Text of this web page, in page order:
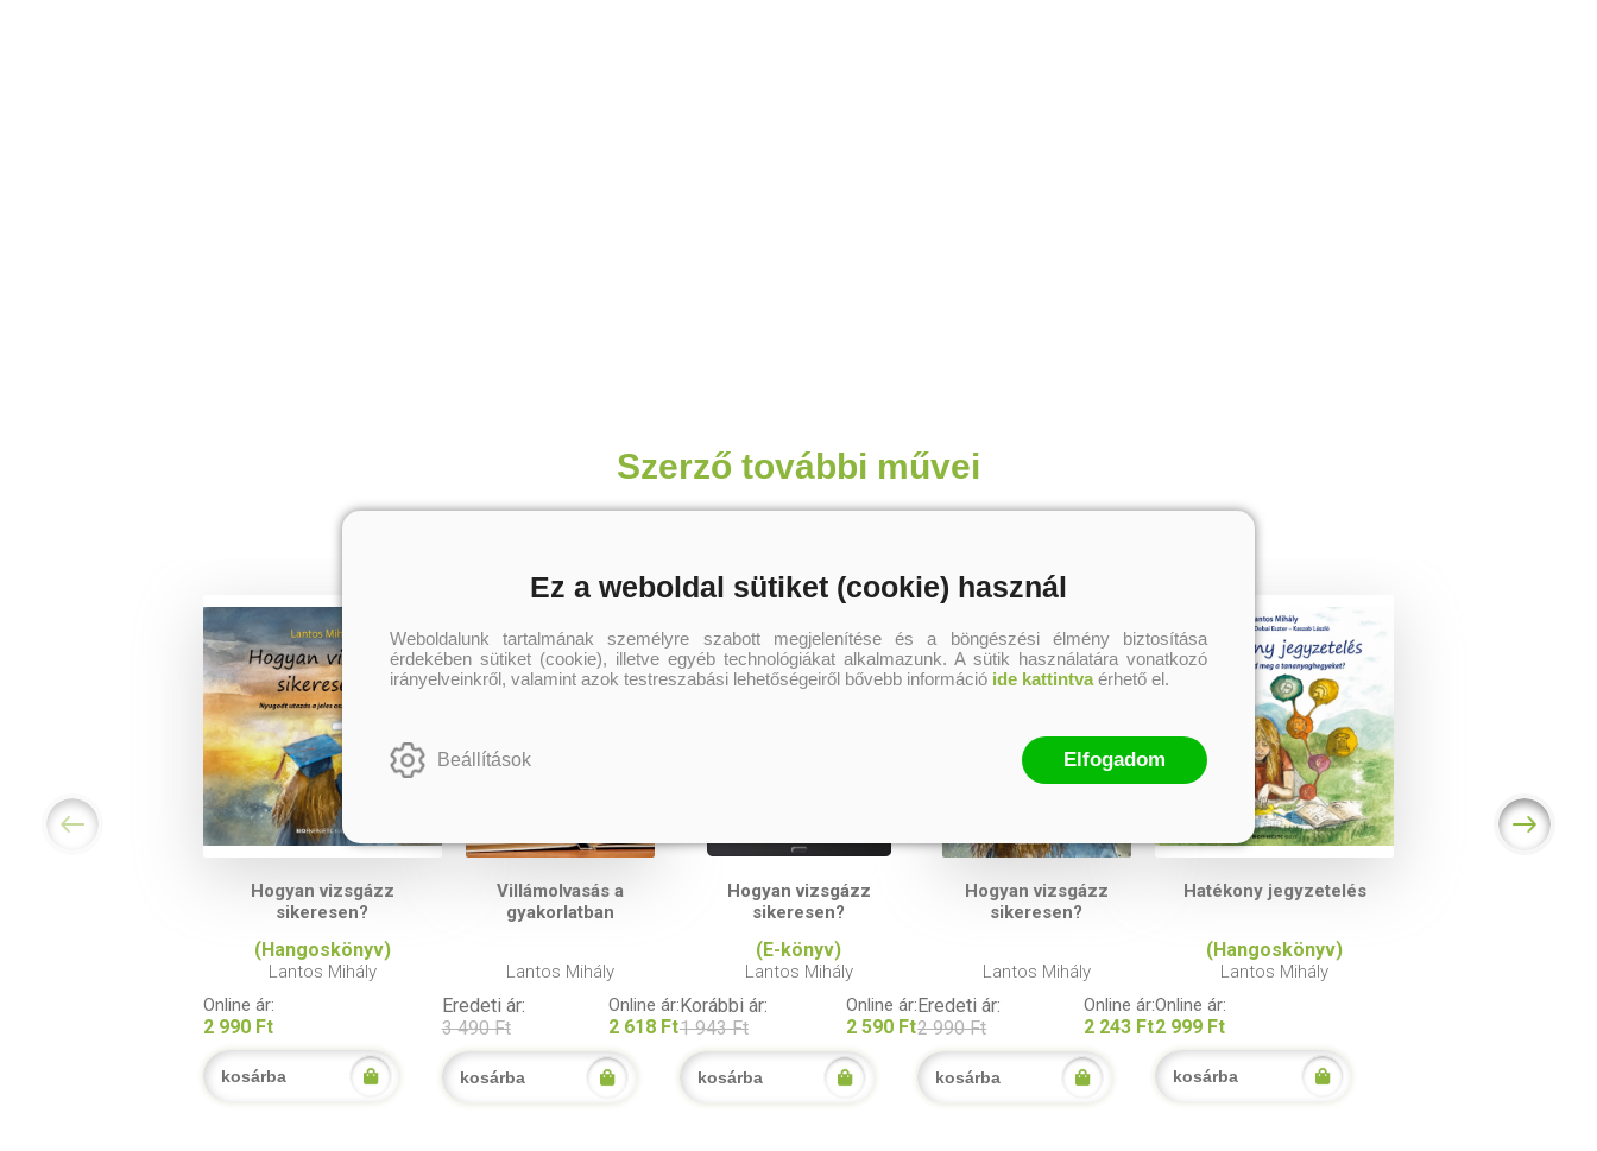
Szerző további művei
Hogyan vizsgázz
sikeresen?
(Hangoskönyv)
Lantos Mihály
Online ár:
2 990 Ft
kosárba
Villámolvasás a
gyakorlatban
Lantos Mihály
Eredeti ár:
3 490 Ft
Online ár:
2 618 Ft
kosárba
Hogyan vizsgázz
sikeresen?
(E-könyv)
Lantos Mihály
Korábbi ár:
1 943 Ft
Online ár:
2 590 Ft
kosárba
Hogyan vizsgázz
sikeresen?
Lantos Mihály
Eredeti ár:
2 990 Ft
Online ár:
2 243 Ft
kosárba
Hatékony jegyzetelés
(Hangoskönyv)
Lantos Mihály
Online ár:
2 999 Ft
kosárba
Ez a weboldal sütiket (cookie) használ
Weboldalunk tartalmának személyre szabott megjelenítése és a böngészési élmény biztosítása
érdekében sütiket (cookie), illetve egyéb technológiákat alkalmazunk. A sütik használatára vonatkozó
irányelveinkről, valamint azok testreszabási lehetőségeiről bővebb információ ide kattintvaérhető el.
Beállítások Elfogadom